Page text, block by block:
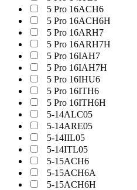
5 Pro 16ACH6
5 Pro 16ACH6H
5 Pro 16ARH7
5 Pro 16ARH7H
5 Pro 16IAH7
5 Pro 16IAH7H
5 Pro 16IHU6
5 Pro 16ITH6
5 Pro 16ITH6H
5-14ALC05
5-14ARE05
5-14IIL05
5-14ITL05
5-15ACH6
5-15ACH6A
5-15ACH6H